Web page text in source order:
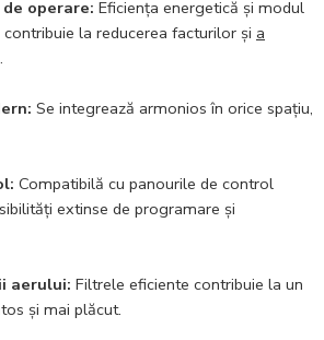
operare: Eficiența energetică și modul
la reducerea facturilor și a
Se integrează armonios în orice spațiu,
Compatibilă cu panourile de control
extinse de programare și
aerului: Filtrele eficiente contribuie la un
și mai plăcut.